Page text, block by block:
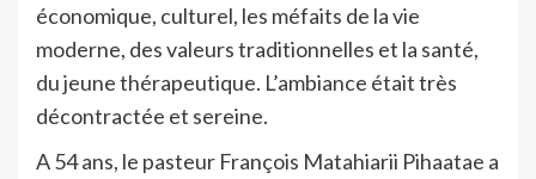
économique, culturel, les méfaits de la vie
moderne, des valeurs traditionnelles et la santé,
du jeune thérapeutique. L’ambiance était très
décontractée et sereine.
A 54 ans, le pasteur François Matahiarii Pihaatae a